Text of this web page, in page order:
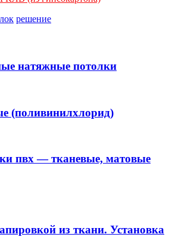
решение
натяжные потолки
(поливинилхлорид)
пвх — тканевые, матовые
из ткани. Установка